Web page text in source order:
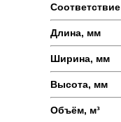
Соответствие
Длина, мм
Ширина, мм
Высота, мм
Объём, м³